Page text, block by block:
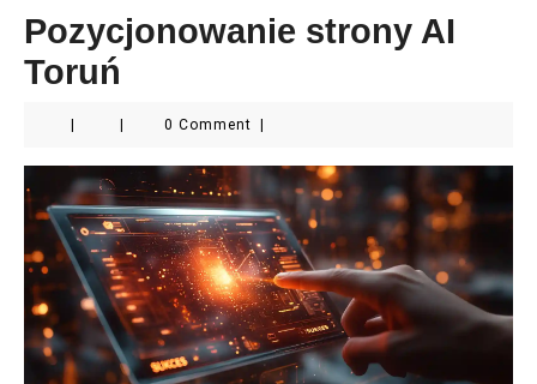
Pozycjonowanie strony AI
Toruń
0 Comment